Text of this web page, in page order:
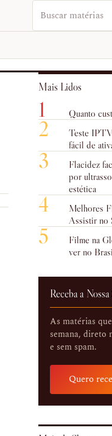
Buscar no EUVO
Mais Lidos
1 Quanto
2
Teste
fácil de
3
Flacidez
por
estética
4
Melhores
Assistir no
5
Filme na
ver no
Receba a
As matérias
semana, direto
e sem spam.
Quero